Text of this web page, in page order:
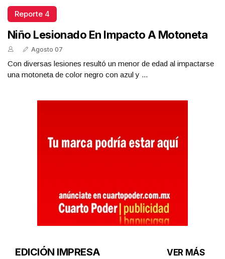
Reporte 4
Niño Lesionado En Impacto A Motoneta
Agosto 07
Con diversas lesiones resultó un menor de edad al impactarse
una motoneta de color negro con azul y ...
EDICIÓN IMPRESA VER MÁS